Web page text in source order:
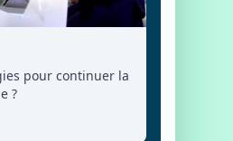
pour continuer la
?